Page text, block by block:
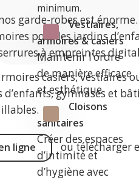
minimum.
Vestiaires,
armoires & casiers
Maintenir l’ordre
de manière efficace
et esthétique
Cloisons
sanitaires
Créer des espaces
d’intimité et
d’hygiène avec
garde-robes est
pour les jardins
à empreintes
casiers, vestiaires
d’enfants, gymnases et
ligne outélécharger